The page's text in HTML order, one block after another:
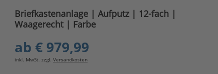
Briefkastenanlage | Aufputz | 12-fach |
Waagerecht | Farbe
ab € 979,99
inkl. MwSt. zzgl. Versandkosten